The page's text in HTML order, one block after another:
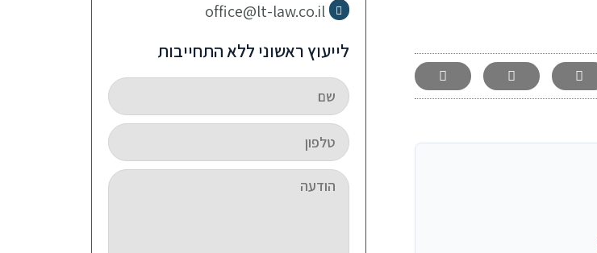
office@lt-law.co.il
לייעוץ ראשוני ללא התחייבות